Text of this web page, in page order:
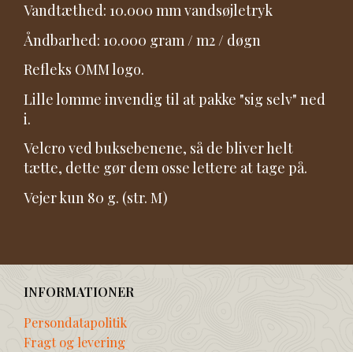
Vandtæthed: 10.000 mm vandsøjletryk
Åndbarhed: 10.000 gram / m2 / døgn
Refleks OMM logo.
Lille lomme invendig til at pakke "sig selv" ned
i.
Velcro ved buksebenene, så de bliver helt
tætte, dette gør dem osse lettere at tage på.
Vejer kun 80 g. (str. M)
INFORMATIONER
Persondatapolitik
Fragt og levering